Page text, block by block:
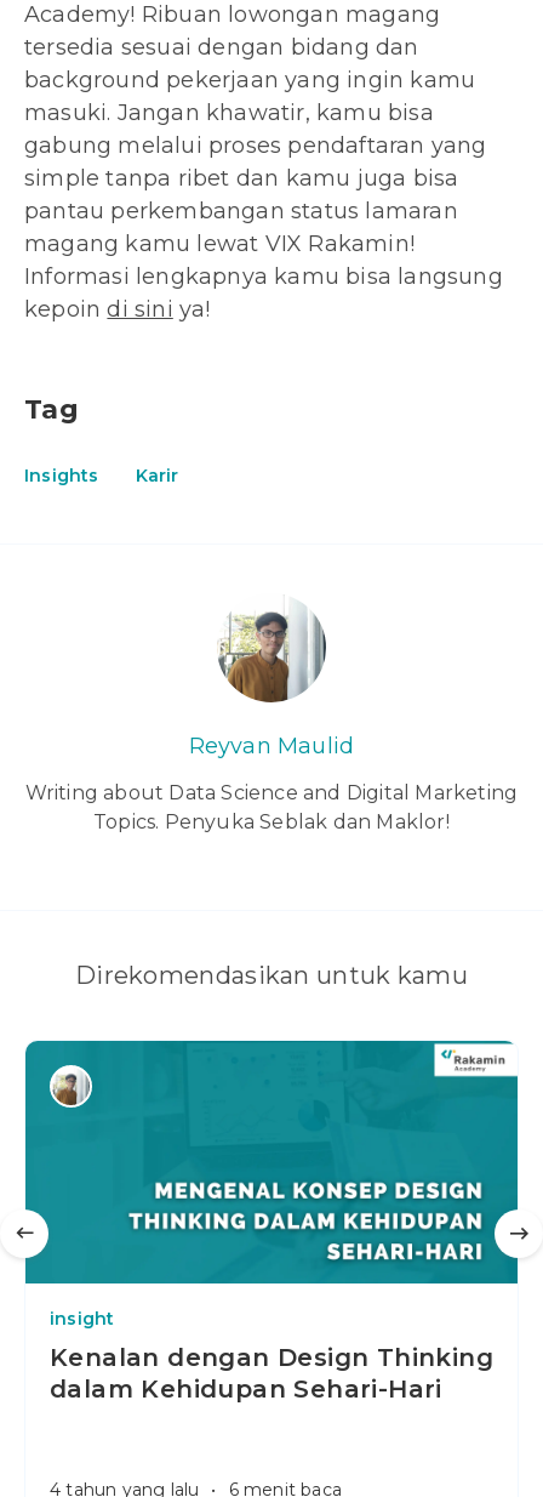
Academy! Ribuan lowongan magang
tersedia sesuai dengan bidang dan
background pekerjaan yang ingin kamu
masuki. Jangan khawatir, kamu bisa
gabung melalui proses pendaftaran yang
simple tanpa ribet dan kamu juga bisa
pantau perkembangan status lamaran
magang kamu lewat VIX Rakamin!
Informasi lengkapnya kamu bisa langsung
kepoindi sini ya!
Tag
Insights Karir
Reyvan Maulid
Writing about Data Science and Digital Marketing
Topics. Penyuka Seblak dan Maklor!
Direkomendasikan untuk kamu
insight
Kenalan dengan Design Thinking
dalam Kehidupan Sehari-Hari
4 tahun yang lalu • 6 menit baca